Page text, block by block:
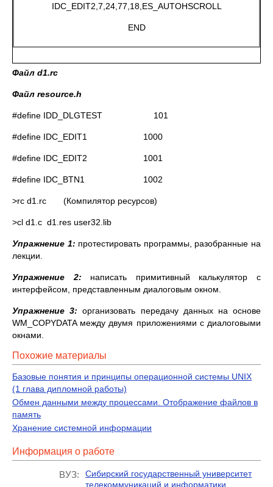
IDC_EDIT2,7,24,77,18,ES_AUTOHSCROLL
END
Файл d1.rc
Файл resource.h
#define IDD_DLGTEST 101
#define IDC_EDIT1 1000
#define IDC_EDIT2 1001
#define IDC_BTN1 1002
>rc d1.rc (Компилятор ресурсов)
>cl d1.c d1.res user32.lib
Упражнение 1: протестировать программы, разобранные на
лекции.
Упражнение 2: написать примитивный калькулятор с
интерфейсом, представленным диалоговым окном.
Упражнение 3: организовать передачу данных на основе
WM_COPYDATA между двумя приложениями с диалоговыми
окнами.
Похожие материалы
Базовые понятия и принципы операционной системы UNIX
(1 глава дипломной работы)
Обмен данными между процессами. Отображение файлов в
память
Хранение системной информации
Информация о работе
ВУЗ:
Сибирский государственный университет
телекоммуникаций и информатики